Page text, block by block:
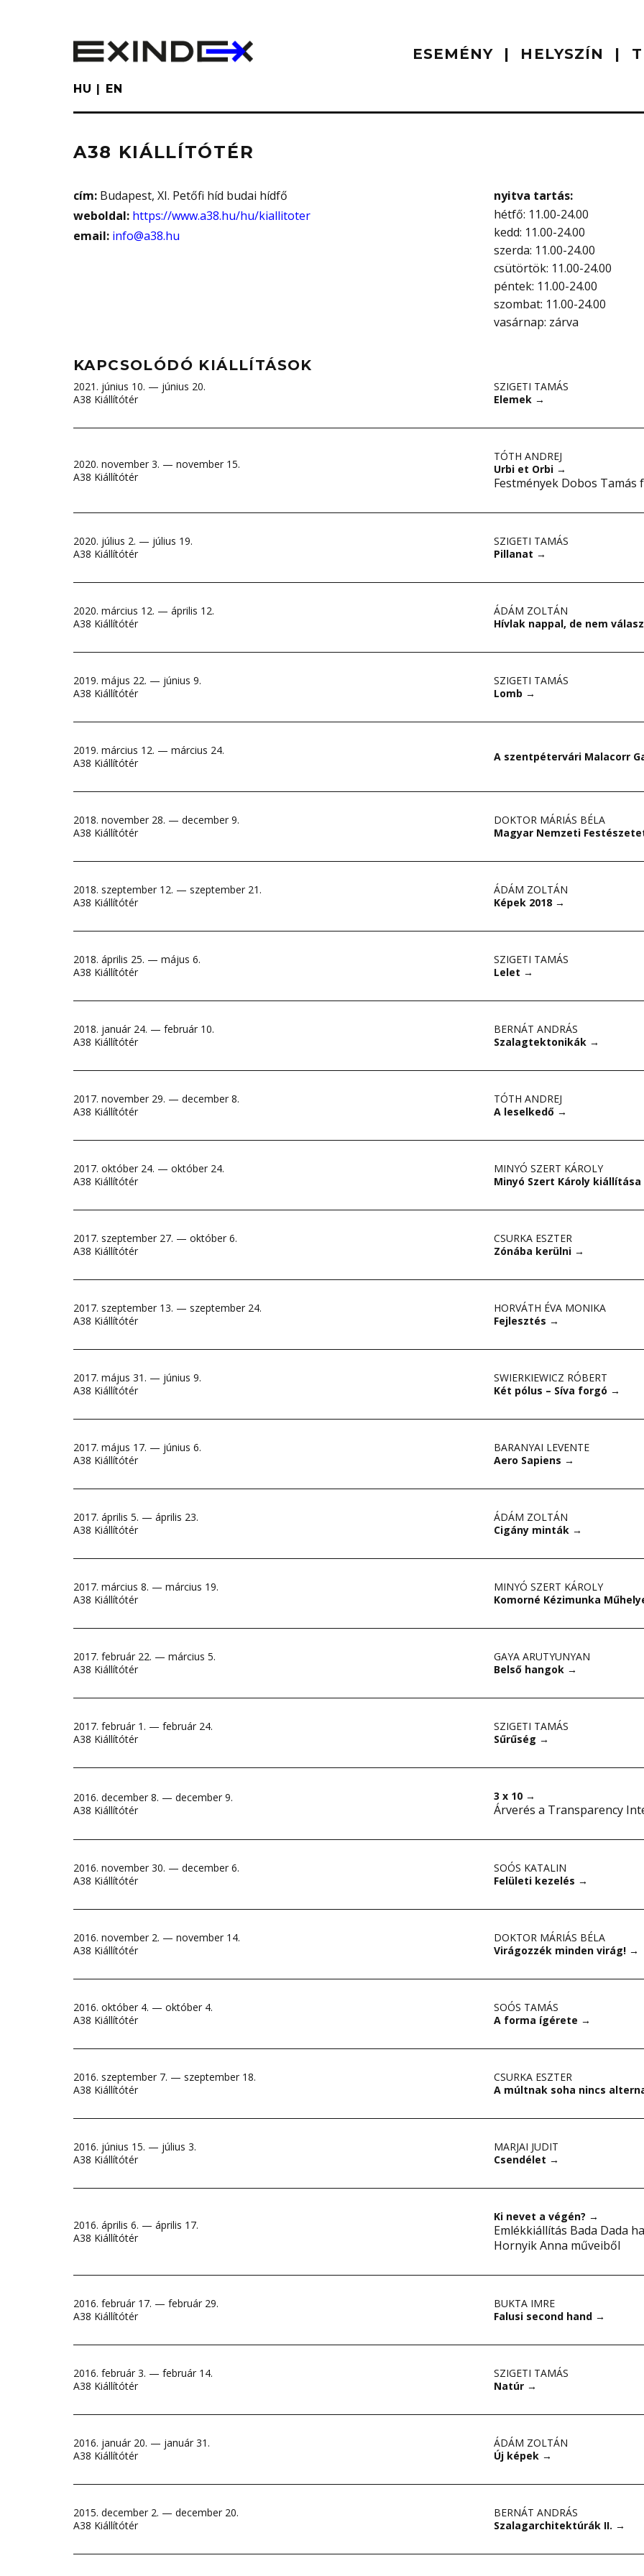
ESEMÉNY HELYSZÍN
HU EN
A38 KIÁLLÍTÓTÉR
cím: Budapest, XI. Petőfi híd budai hídfő
weboldal: https://www.a38.hu/hu/kiallitoter
email: info@a38.hu
nyitva tartás:
hétfő: 11.00-24.00
kedd: 11.00-24.00
szerda: 11.00-24.00
csütörtök: 11.00-24.00
péntek: 11.00-24.00
szombat: 11.00-24.00
vasárnap: zárva
KAPCSOLÓDÓ KIÁLLÍTÁSOK
2021. június 10. — június 20.
A38 Kiállítótér
SZIGETI TAMÁS
Elemek →
2020. november 3. — november 15.
A38 Kiállítótér
TÓTH ANDREJ
Urbi et Orbi →
Festmények Dobos Tamás
2020. július 2. — július 19.
A38 Kiállítótér
SZIGETI TAMÁS
Pillanat →
2020. március 12. — április 12.
A38 Kiállítótér
ÁDÁM ZOLTÁN
Hívlak nappal, de nem
2019. május 22. — június 9.
A38 Kiállítótér
SZIGETI TAMÁS
Lomb →
2019. március 12. — március 24.
A38 Kiállítótér
A szentpétervári Malacorr
2018. november 28. — december 9.
A38 Kiállítótér
DOKTOR MÁRIÁS BÉLA
Magyar Nemzeti
2018. szeptember 12. — szeptember 21.
A38 Kiállítótér
ÁDÁM ZOLTÁN
Képek 2018 →
2018. április 25. — május 6.
A38 Kiállítótér
SZIGETI TAMÁS
Lelet →
2018. január 24. — február 10.
A38 Kiállítótér
BERNÁT ANDRÁS
Szalagtektonikák →
2017. november 29. — december 8.
A38 Kiállítótér
TÓTH ANDREJ
A leselkedő →
2017. október 24. — október 24.
A38 Kiállítótér
MINYÓ SZERT KÁROLY
Minyó Szert Károly kiállítása
2017. szeptember 27. — október 6.
A38 Kiállítótér
CSURKA ESZTER
Zónába kerülni →
2017. szeptember 13. — szeptember 24.
A38 Kiállítótér
HORVÁTH ÉVA MONIKA
Fejlesztés →
2017. május 31. — június 9.
A38 Kiállítótér
SWIERKIEWICZ RÓBERT
Két pólus – Síva forgó →
2017. május 17. — június 6.
A38 Kiállítótér
BARANYAI LEVENTE
Aero Sapiens →
2017. április 5. — április 23.
A38 Kiállítótér
ÁDÁM ZOLTÁN
Cigány minták →
2017. március 8. — március 19.
A38 Kiállítótér
MINYÓ SZERT KÁROLY
Komorné Kézimunka
2017. február 22. — március 5.
A38 Kiállítótér
GAYA ARUTYUNYAN
Belső hangok →
2017. február 1. — február 24.
A38 Kiállítótér
SZIGETI TAMÁS
Sűrűség →
2016. december 8. — december 9.
A38 Kiállítótér
3 x 10 →
Árverés a Transparency
2016. november 30. — december 6.
A38 Kiállítótér
SOÓS KATALIN
Felületi kezelés →
2016. november 2. — november 14.
A38 Kiállítótér
DOKTOR MÁRIÁS BÉLA
Virágozzék minden virág! →
2016. október 4. — október 4.
A38 Kiállítótér
SOÓS TAMÁS
A forma ígérete →
2016. szeptember 7. — szeptember 18.
A38 Kiállítótér
CSURKA ESZTER
A múltnak soha nincs
2016. június 15. — július 3.
A38 Kiállítótér
MARJAI JUDIT
Csendélet →
2016. április 6. — április 17.
A38 Kiállítótér
Ki nevet a végén? →
Emlékkiállítás Bada Dada
Hornyik Anna műveiből
2016. február 17. — február 29.
A38 Kiállítótér
BUKTA IMRE
Falusi second hand →
2016. február 3. — február 14.
A38 Kiállítótér
SZIGETI TAMÁS
Natúr →
2016. január 20. — január 31.
A38 Kiállítótér
ÁDÁM ZOLTÁN
Új képek →
2015. december 2. — december 20.
A38 Kiállítótér
BERNÁT ANDRÁS
Szalagarchitektúrák II. →